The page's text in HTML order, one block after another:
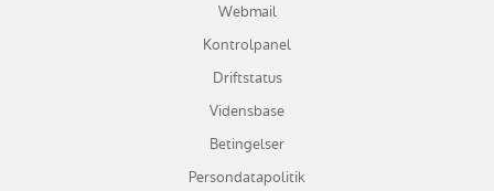
Webmail
Kontrolpanel
Driftstatus
Vidensbase
Betingelser
Persondatapolitik